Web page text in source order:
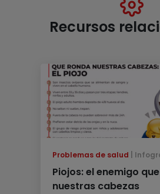
Recursos
Problemas de salud
Piojos: el enemigo
nuestras cabezas